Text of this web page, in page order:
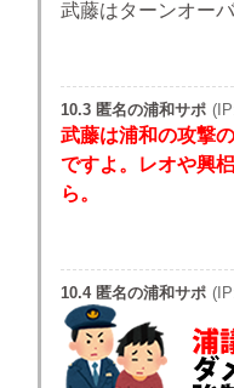
武藤はターンオー
10.3 匿名の浦和サポ
武藤は浦和の攻撃
ですよ。レオや興
ら。
10.4 匿名の浦和サポ